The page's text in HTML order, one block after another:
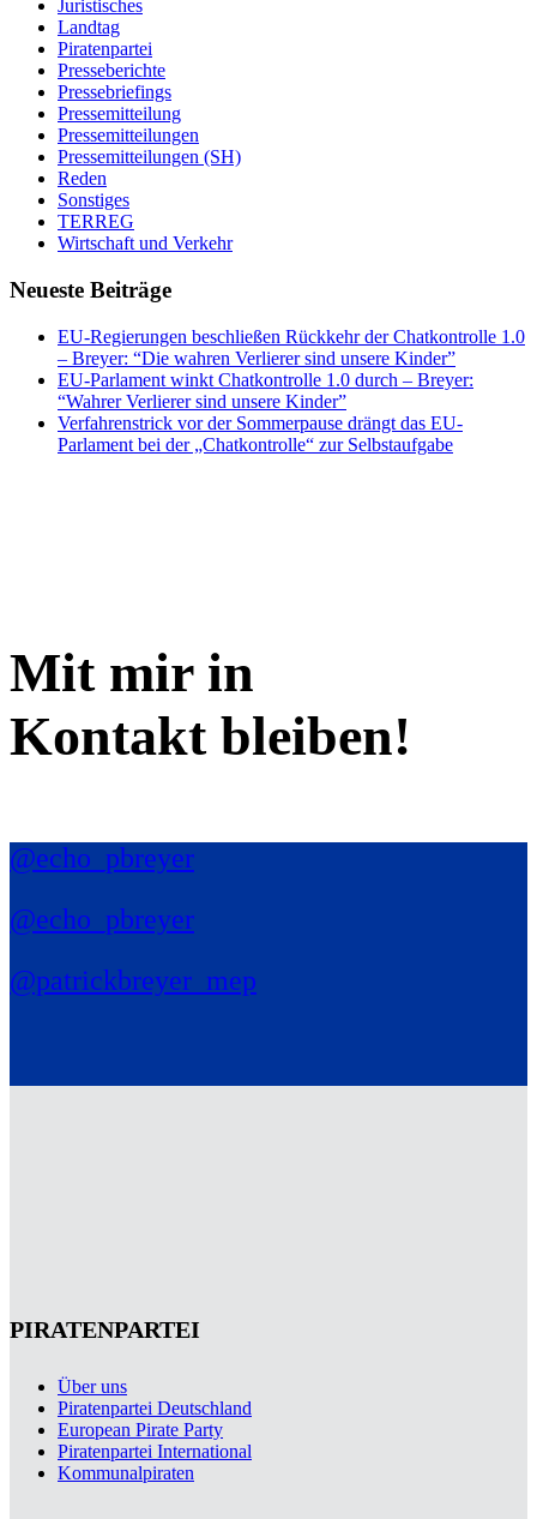
Juristisches
Landtag
Piratenpartei
Presseberichte
Pressebriefings
Pressemitteilung
Pressemitteilungen
Pressemitteilungen (SH)
Reden
Sonstiges
TERREG
Wirtschaft und Verkehr
Neueste Beiträge
EU-Regierungen beschließen Rückkehr der Chatkontrolle 1.0
– Breyer: “Die wahren Verlierer sind unsere Kinder”
EU-Parlament winkt Chatkontrolle 1.0 durch – Breyer:
“Wahrer Verlierer sind unsere Kinder”
Verfahrenstrick vor der Sommerpause drängt das EU-
Parlament bei der „Chatkontrolle“ zur Selbstaufgabe
Mit mir in
Kontakt bleiben!
@echo_pbreyer
@echo_pbreyer
@patrickbreyer_mep
PIRATENPARTEI
Über uns
Piratenpartei Deutschland
European Pirate Party
Piratenpartei International
Kommunalpiraten